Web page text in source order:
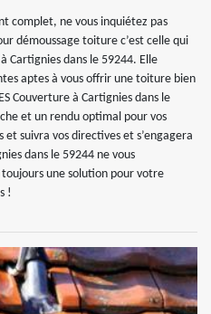
complet, ne vous inquiétez pas
démoussage toiture c’est celle qui
Cartignies dans le 59244. Elle
aptes à vous offrir une toiture bien
Couverture à Cartignies dans le
et un rendu optimal pour vos
suivra vos directives et s’engagera
dans le 59244 ne vous
une solution pour votre
!